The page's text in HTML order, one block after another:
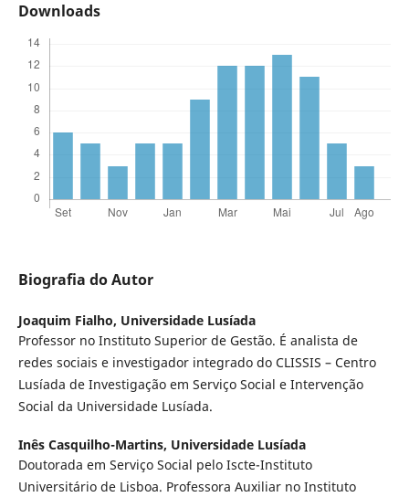
Downloads
Biografia do Autor
Joaquim Fialho, Universidade Lusíada
Professor no Instituto Superior de Gestão. É analista de
redes sociais e investigador integrado do CLISSIS – Centro
Lusíada de Investigação em Serviço Social e Intervenção
Social da Universidade Lusíada.
Inês Casquilho-Martins, Universidade Lusíada
Doutorada em Serviço Social pelo Iscte-Instituto
Universitário de Lisboa. Professora Auxiliar no Instituto